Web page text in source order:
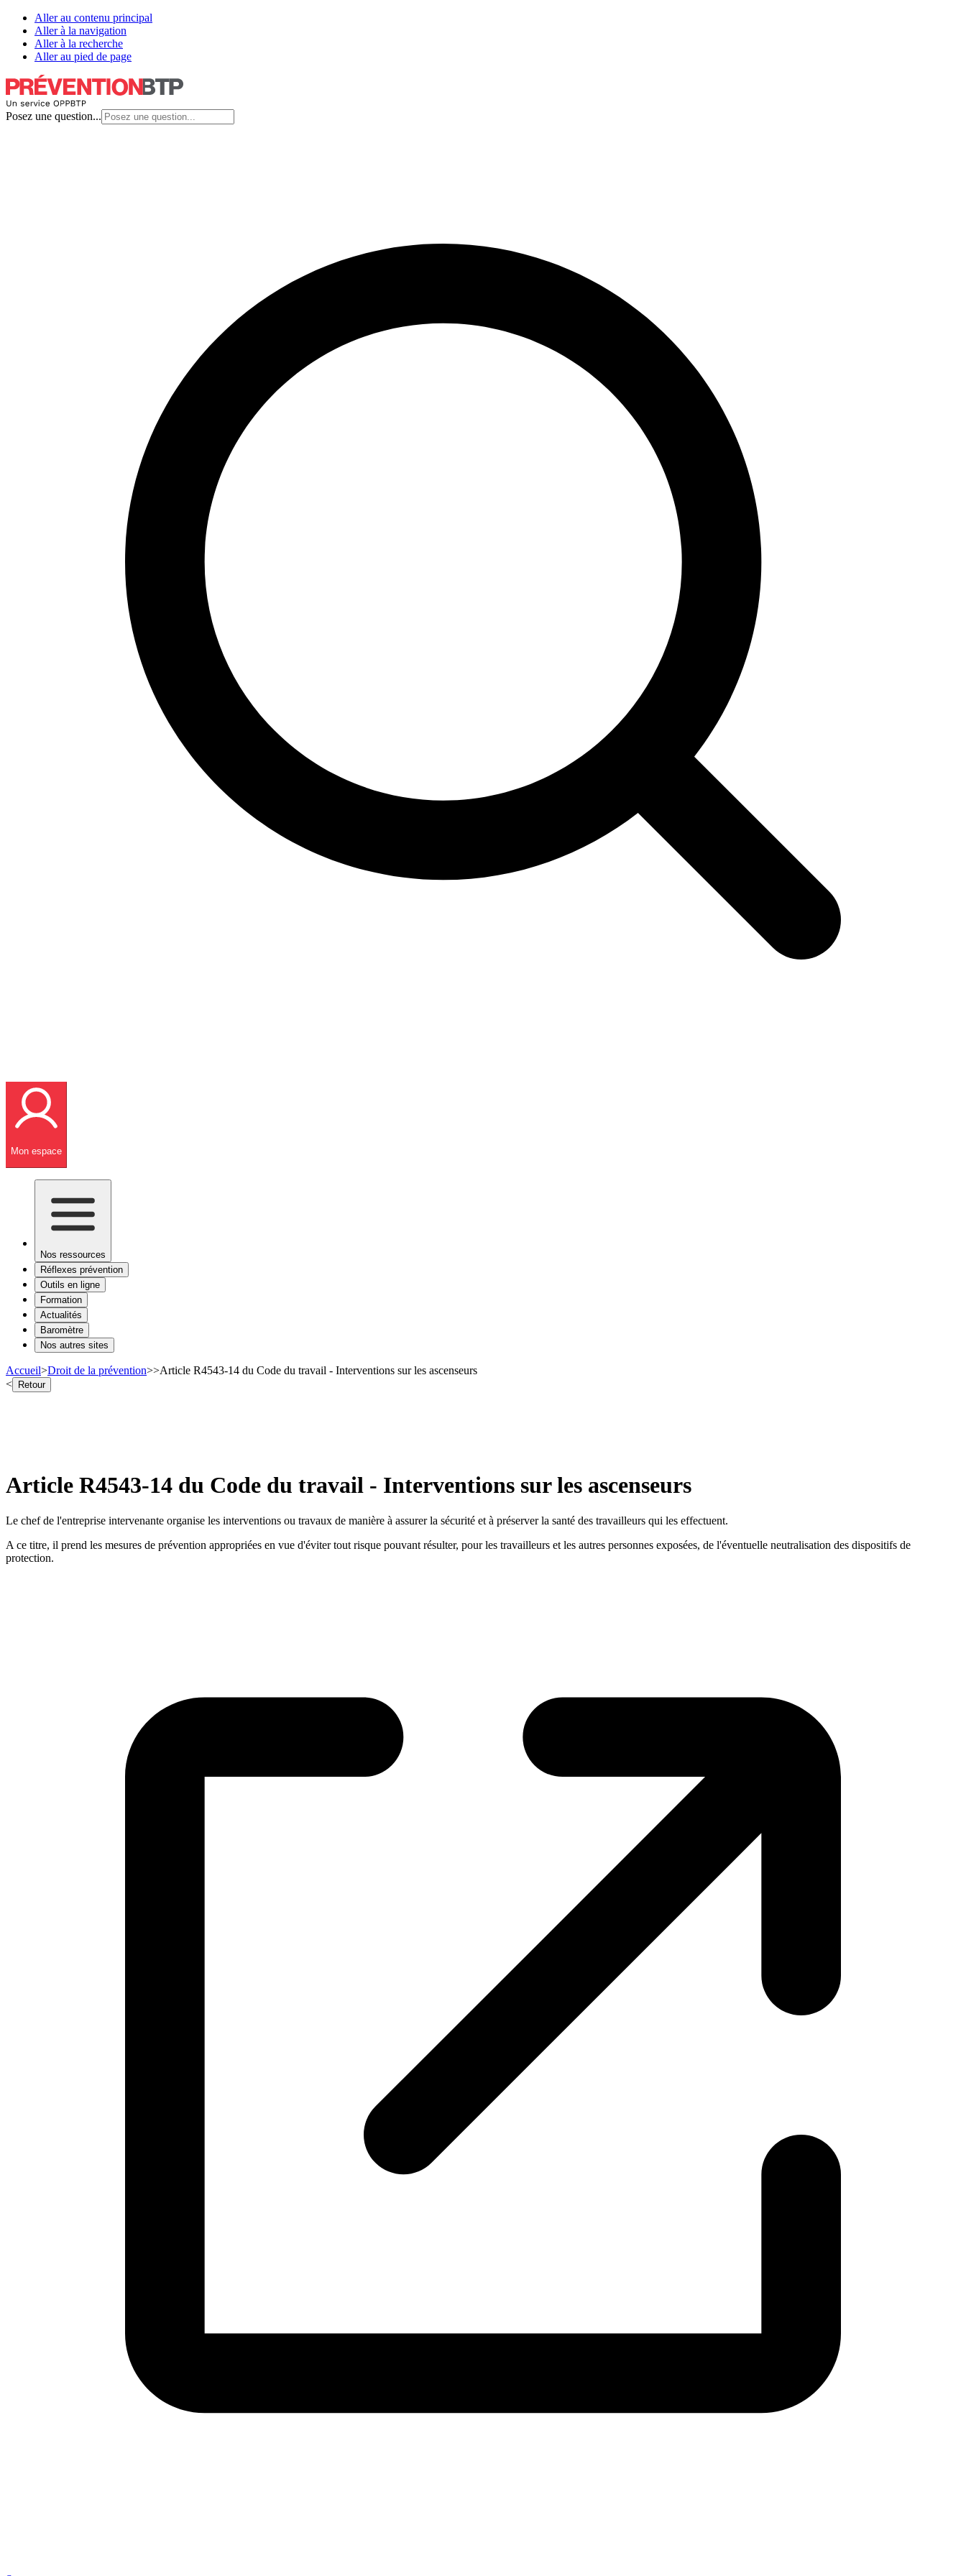
Aller au contenu principal
Aller à la navigation
Aller à la recherche
Aller au pied de page
Posez une question...
Mon espace
Nos ressources
Réflexes prévention
Outils en ligne
Formation
Actualités
Baromètre
Nos autres sites
Accueil>Droit de la prévention>>Article R4543-14 du Code du travail - Interventions sur les ascenseurs
< Retour
Article R4543-14 du Code du travail - Interventions sur les ascenseurs
Le chef de l'entreprise intervenante organise les interventions ou travaux de manière à assurer la sécurité et à préserver la santé des travailleurs qui les effectuent.
A ce titre, il prend les mesures de prévention appropriées en vue d'éviter tout risque pouvant résulter, pour les travailleurs et les autres personnes exposées, de l'éventuelle neutralisation des dispositifs de
protection.